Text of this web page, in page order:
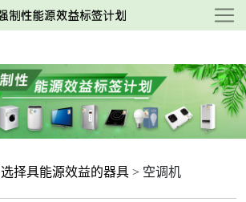
选择具能源效益的器具 > 空调机